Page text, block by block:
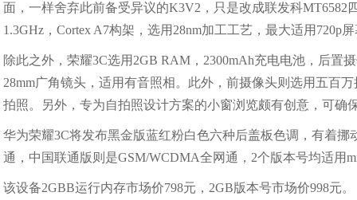
面，一样舍弃此前备受异议的K3V2，只是改成联发科MT6582
1.3GHz，Cortex A7构架，选用28nm加工工艺，最大适用720p
除此之外，荣耀3C选用2GB RAM，2300mAh充电电池，后置
28mm广角镜头，适用有音照相。此外，前摄像头则选用五百
拍照。另外，专为自拍照设计方案的小窗浏览颇有创意，可确
华为荣耀3C将发布黑金版蓝红粉白色六种后盖板色调，有着
通，中国联通版则是GSM/WCDMA全网通，2个版本号均适用
该设备2GBB运行内存市场价798元，2GB版本号市场价998元。